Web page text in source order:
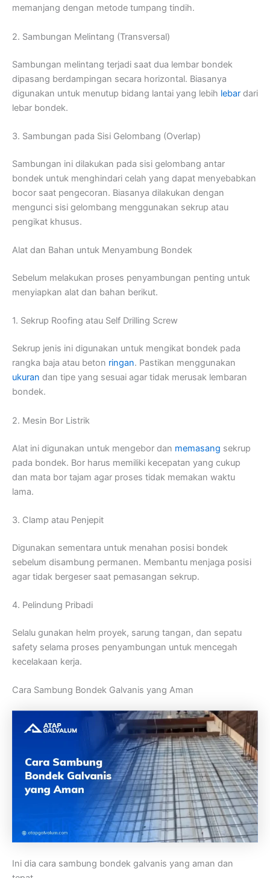
memanjang dengan metode tumpang tindih.
2. Sambungan Melintang (Transversal)
Sambungan melintang terjadi saat dua lembar bondek
dipasang berdampingan secara horizontal. Biasanya
digunakan untuk menutup bidang lantai yang lebih lebar dari
lebar bondek.
3. Sambungan pada Sisi Gelombang (Overlap)
Sambungan ini dilakukan pada sisi gelombang antar
bondek untuk menghindari celah yang dapat menyebabkan
bocor saat pengecoran. Biasanya dilakukan dengan
mengunci sisi gelombang menggunakan sekrup atau
pengikat khusus.
Alat dan Bahan untuk Menyambung Bondek
Sebelum melakukan proses penyambungan penting untuk
menyiapkan alat dan bahan berikut.
1. Sekrup Roofing atau Self Drilling Screw
Sekrup jenis ini digunakan untuk mengikat bondek pada
rangka baja atau beton ringan. Pastikan menggunakan
ukuran dan tipe yang sesuai agar tidak merusak lembaran
bondek.
2. Mesin Bor Listrik
Alat ini digunakan untuk mengebor dan memasang sekrup
pada bondek. Bor harus memiliki kecepatan yang cukup
dan mata bor tajam agar proses tidak memakan waktu
lama.
3. Clamp atau Penjepit
Digunakan sementara untuk menahan posisi bondek
sebelum disambung permanen. Membantu menjaga posisi
agar tidak bergeser saat pemasangan sekrup.
4. Pelindung Pribadi
Selalu gunakan helm proyek, sarung tangan, dan sepatu
safety selama proses penyambungan untuk mencegah
kecelakaan kerja.
Cara Sambung Bondek Galvanis yang Aman
Ini dia cara sambung bondek galvanis yang aman dan